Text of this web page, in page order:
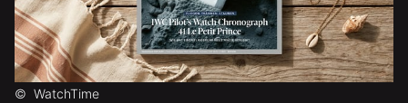
© WatchTime